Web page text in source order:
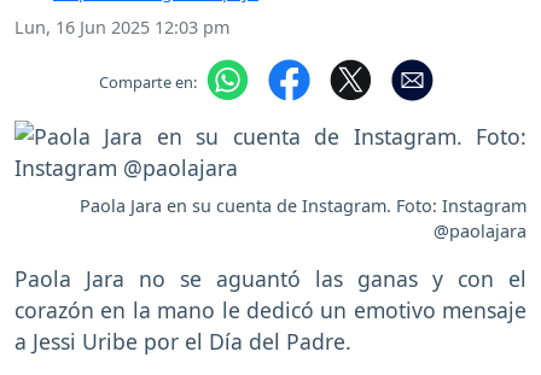
Lun, 16 Jun 2025 12:03 pm
Comparte en:
Paola Jara en su cuenta de Instagram. Foto: Instagram
@paolajara
Paola Jara no se aguantó las ganas y con el
corazón en la mano le dedicó un emotivo mensaje
a Jessi Uribe por el Día del Padre.